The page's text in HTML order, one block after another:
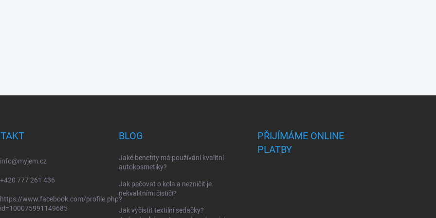
info@myjem.cz
+420 777 261 436
https://www.facebook.com/profile.php?
id=100075991149685
BLOG
Jaké benefity má používání kvalitní
autokosmetiky?
Jak pečovat o kola a nezničit je
nekvalitními čističi?
Jak vyčistit textilní sedačky?
PŘIJÍMÁME ONLINE
PLATBY